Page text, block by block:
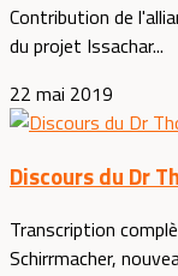
Contribution de
du projet Issachar...
22 mai 2019
Discours du Dr
Transcription
Schirrmacher,